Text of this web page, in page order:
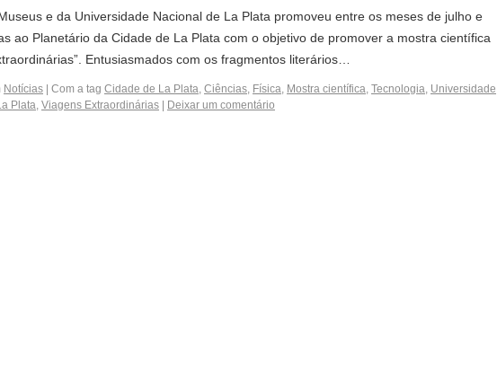
e da Universidade Nacional de La Plata promoveu entre os meses de julho e
ao Planetário da Cidade de La Plata com o objetivo de promover a mostra científica
Entusiasmados com os fragmentos literários…
Notícias Com a tag Cidade de La Plata, Ciências, Física, Mostra científica, Tecnologia, Universidade
Plata, Viagens Extraordinárias Deixar um comentário